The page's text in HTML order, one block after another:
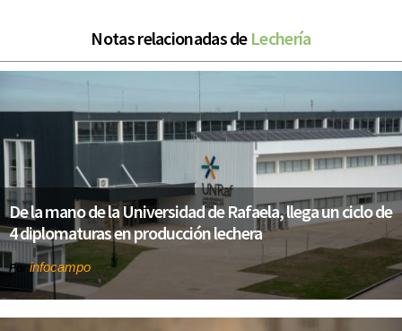
Notas relacionadas de Lechería
De la mano de la Universidad de Rafaela, llega un ciclo de
4 diplomaturas en producción lechera
Por infocampo